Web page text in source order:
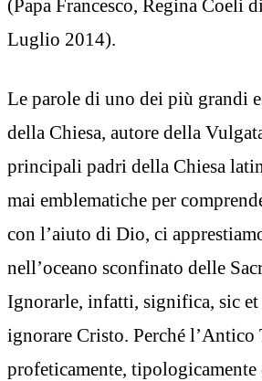
(Papa Francesco, Regina Coeli
Luglio 2014).
Le parole di uno dei più grandi
della Chiesa, autore della
principali padri della Chiesa
mai emblematiche per
con l’aiuto di Dio, ci
nell’oceano sconfinato delle
Ignorarle, infatti, significa, sic
ignorare Cristo. Perché l’Antico
profeticamente,